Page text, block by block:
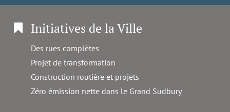
Initiatives de la Ville
Des rues complètes
Projet de transformation
Construction routière et projets
Zéro émission nette dans le Grand Sudbury